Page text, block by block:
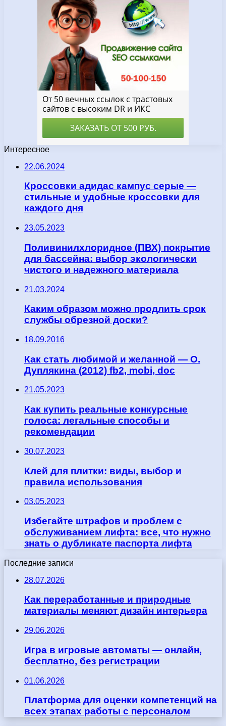
Интересное
22.06.2024
Кроссовки адидас кампус серые —
стильные и удобные кроссовки для
каждого дня
23.05.2023
Поливинилхлоридное (ПВХ) покрытие
для бассейна: выбор экологически
чистого и надежного материала
21.03.2024
Каким образом можно продлить срок
службы обрезной доски?
18.09.2016
Как стать любимой и желанной — О.
Дуплякина (2012) fb2, mobi, doc
21.05.2023
Как купить реальные конкурсные
голоса: легальные способы и
рекомендации
30.07.2023
Клей для плитки: виды, выбор и
правила использования
03.05.2023
Избегайте штрафов и проблем с
обслуживанием лифта: все, что нужно
знать о дубликате паспорта лифта
Последние записи
28.07.2026
Как переработанные и природные
материалы меняют дизайн интерьера
29.06.2026
Игра в игровые автоматы — онлайн,
бесплатно, без регистрации
01.06.2026
Платформа для оценки компетенций на
всех этапах работы с персоналом